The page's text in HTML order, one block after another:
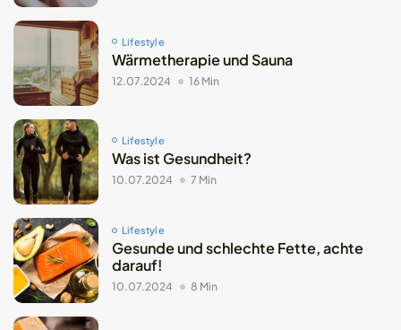
Lifestyle
Wärmetherapie und Sauna
12.07.2024 16 Min
Lifestyle
Was ist Gesundheit?
10.07.2024 7 Min
Lifestyle
Gesunde und schlechte Fette, achte
darauf!
10.07.2024 8 Min